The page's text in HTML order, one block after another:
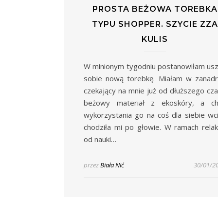
PROSTA BEŻOWA TOREBKA
TYPU SHOPPER. SZYCIE ZZA
KULIS
W minionym tygodniu postanowiłam
sobie nową torebkę. Miałam w
czekający na mnie już od dłuższego
beżowy materiał z ekoskóry, a
wykorzystania go na coś dla siebie
chodziła mi po głowie. W ramach
od nauki…
przezBiała Nić 30/01/